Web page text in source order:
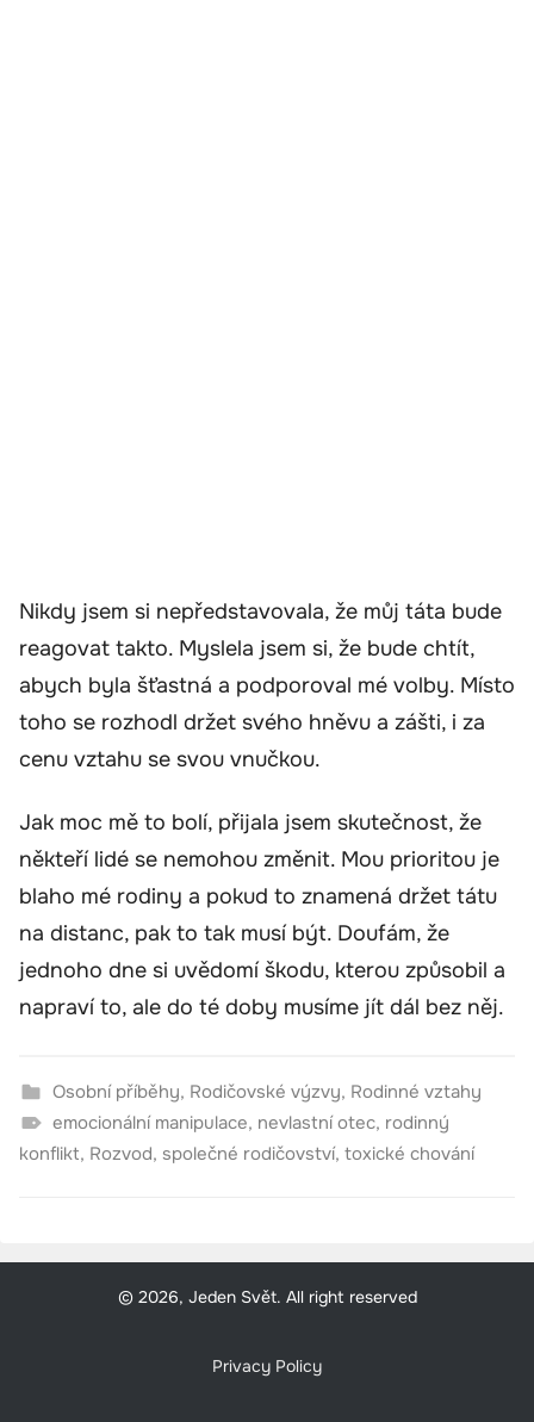
Nikdy jsem si nepředstavovala, že můj táta bude
reagovat takto. Myslela jsem si, že bude chtít,
abych byla šťastná a podporoval mé volby. Místo
toho se rozhodl držet svého hněvu a zášti, i za
cenu vztahu se svou vnučkou.
Jak moc mě to bolí, přijala jsem skutečnost, že
někteří lidé se nemohou změnit. Mou prioritou je
blaho mé rodiny a pokud to znamená držet tátu
na distanc, pak to tak musí být. Doufám, že
jednoho dne si uvědomí škodu, kterou způsobil a
napraví to, ale do té doby musíme jít dál bez něj.
Osobní příběhy, Rodičovské výzvy, Rodinné vztahy
emocionální manipulace, nevlastní otec, rodinný
konflikt, Rozvod, společné rodičovství, toxické chování
© 2026, Jeden Svět. All right reserved
Privacy Policy